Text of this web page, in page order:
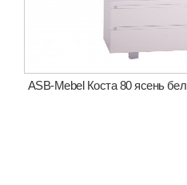
ASB-Mebel Коста 80 ясень